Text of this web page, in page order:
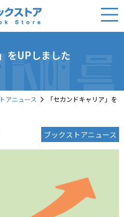
をUPしました
アニュース
「セカンドキャリア」を
ブックストアニュース